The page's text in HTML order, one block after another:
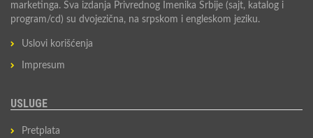
marketinga. Sva izdanja Privrednog Imenika Srbije (sajt, katalog i
program/cd) su dvojezična, na srpskom i engleskom jeziku.
Uslovi korišćenja
Impresum
USLUGE
Pretplata